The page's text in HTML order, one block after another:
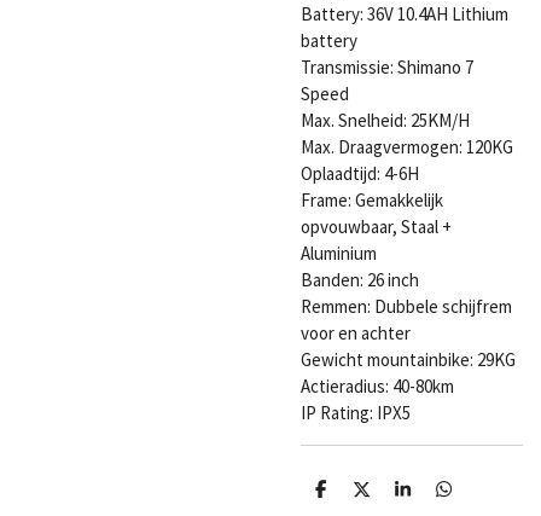
Battery: 36V 10.4AH Lithium
battery
Transmissie: Shimano 7
Speed
Max. Snelheid: 25KM/H
Max. Draagvermogen: 120KG
Oplaadtijd: 4-6H
Frame: Gemakkelijk
opvouwbaar, Staal +
Aluminium
Banden: 26 inch
Remmen: Dubbele schijfrem
voor en achter
Gewicht mountainbike: 29KG
Actieradius: 40-80km
IP Rating: IPX5
D
D
S
D